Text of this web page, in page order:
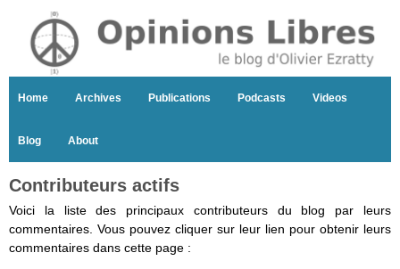
Home Archives Publications Podcasts Videos
Blog About
Contributeurs actifs
Voici la liste des principaux contributeurs du blog par leurs
commentaires. Vous pouvez cliquer sur leur lien pour obtenir leurs
commentaires dans cette page :